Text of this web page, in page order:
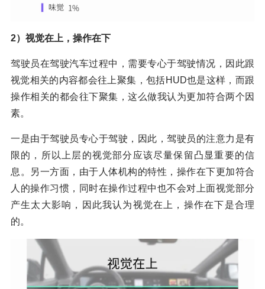
2）视觉在上，操作在下
驾驶员在驾驶汽车过程中，需要专心于驾驶情况，因此跟
视觉相关的内容都会往上聚集，包括HUD也是这样，而跟
操作相关的都会往下聚集，这么做我认为更加符合两个因
素。
一是由于驾驶员专心于驾驶，因此，驾驶员的注意力是有
限的，所以上层的视觉部分应该尽量保留凸显重要的信
息。另一方面，由于人体机构的特性，操作在下更加符合
人的操作习惯，同时在操作过程中也不会对上面视觉部分
产生太大影响，因此我认为视觉在上，操作在下是合理
的。